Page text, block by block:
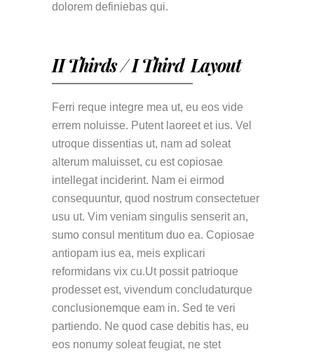
dolorem definiebas qui.
II Thirds / I Third Layout
Ferri reque integre mea ut, eu eos vide
errem noluisse. Putent laoreet et ius. Vel
utroque dissentias ut, nam ad soleat
alterum maluisset, cu est copiosae
intellegat inciderint. Nam ei eirmod
consequuntur, quod nostrum consectetuer
usu ut. Vim veniam singulis senserit an,
sumo consul mentitum duo ea. Copiosae
antiopam ius ea, meis explicari
reformidans vix cu.Ut possit patrioque
prodesset est, vivendum concludaturque
conclusionemque eam in. Sed te veri
partiendo. Ne quod case debitis has, eu
eos nonumy soleat feugiat, ne stet